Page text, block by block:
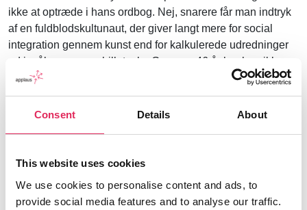
Consent Details About
This website uses cookies
We use cookies to personalise content and ads, to
provide social media features and to analyse our traffic.
ikke at optræde i hans ordbog. Nej, snarere får man indtryk
af en fuldblodskultunaut, der giver langt mere for social
integration gennem kunst end for kalkulerede udredninger
ud i målgrupper og billetsalg. Gennem 46 år har han ikke
desto mindre – sammen med hustruen Pia Marcussen –
formået at gøre teater tilgængeligt for en af de
publikumsgrupper, der er allersværest at nå: De unge.
SidenOpgang2slog dørene op, har flere hundreder
Og de anmelderroste, profesionelle forestillinger, der
opføres på Aarhus Teater og siden drager på turné, er altid
velbesøgt af de unge, der beskriver stykkerne som ”vilde”,